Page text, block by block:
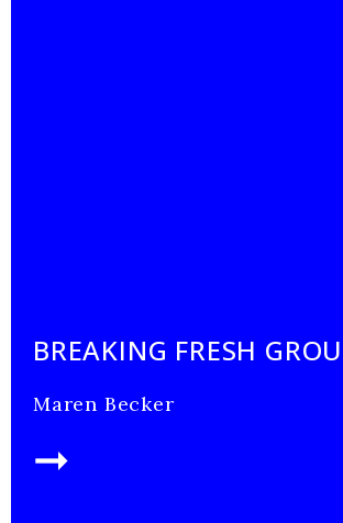
BREAKING FRESH
Maren Becker
➞